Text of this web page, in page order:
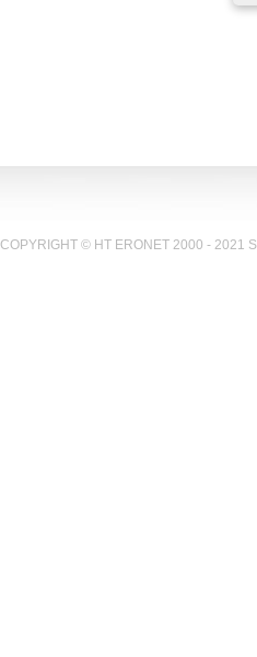
COPYRIGHT © HT ERONET 2000 - 2021